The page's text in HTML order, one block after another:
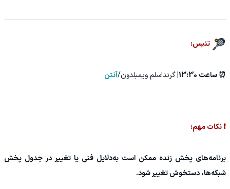
تنیس:
⏰ ساعت 13:30| گرنداسلم ویمبلدون/آنتن
❗ نکات مهم:
برنامه‌های پخش زنده ممکن است به‌دلایل فنی یا تغییر در جدول پخش
شبکه‌ها، دستخوش تغییر شود.